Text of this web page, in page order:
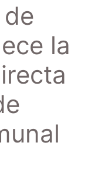
la